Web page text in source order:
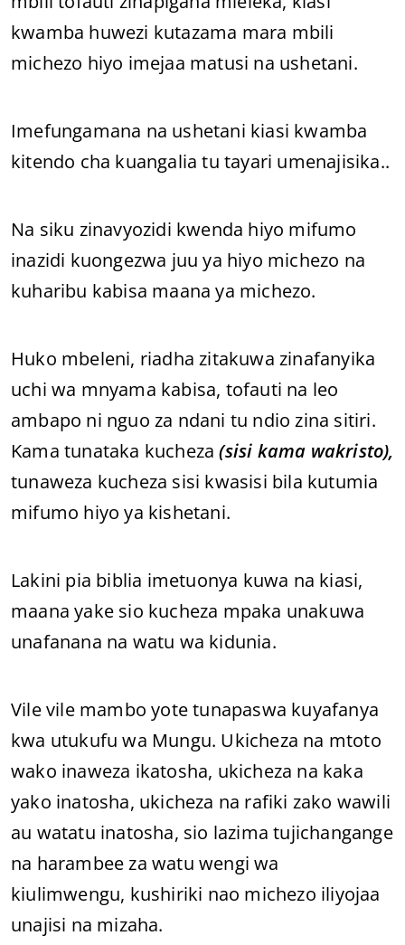
kwamba huwezi kutazama mara mbili
michezo hiyo imejaa matusi na ushetani.
Imefungamana na ushetani kiasi kwamba
kitendo cha kuangalia tu tayari umenajisika..
Na siku zinavyozidi kwenda hiyo mifumo
inazidi kuongezwa juu ya hiyo michezo na
kuharibu kabisa maana ya michezo.
Huko mbeleni, riadha zitakuwa zinafanyika
uchi wa mnyama kabisa, tofauti na leo
ambapo ni nguo za ndani tu ndio zina sitiri.
Kama tunataka kucheza(sisi kama wakristo),
tunaweza kucheza sisi kwasisi bila kutumia
mifumo hiyo ya kishetani.
Lakini pia biblia imetuonya kuwa na kiasi,
maana yake sio kucheza mpaka unakuwa
unafanana na watu wa kidunia.
Vile vile mambo yote tunapaswa kuyafanya
kwa utukufu wa Mungu. Ukicheza na mtoto
wako inaweza ikatosha, ukicheza na kaka
yako inatosha, ukicheza na rafiki zako wawili
au watatu inatosha, sio lazima tujichangange
na harambee za watu wengi wa
kiulimwengu, kushiriki nao michezo iliyojaa
unajisi na mizaha.